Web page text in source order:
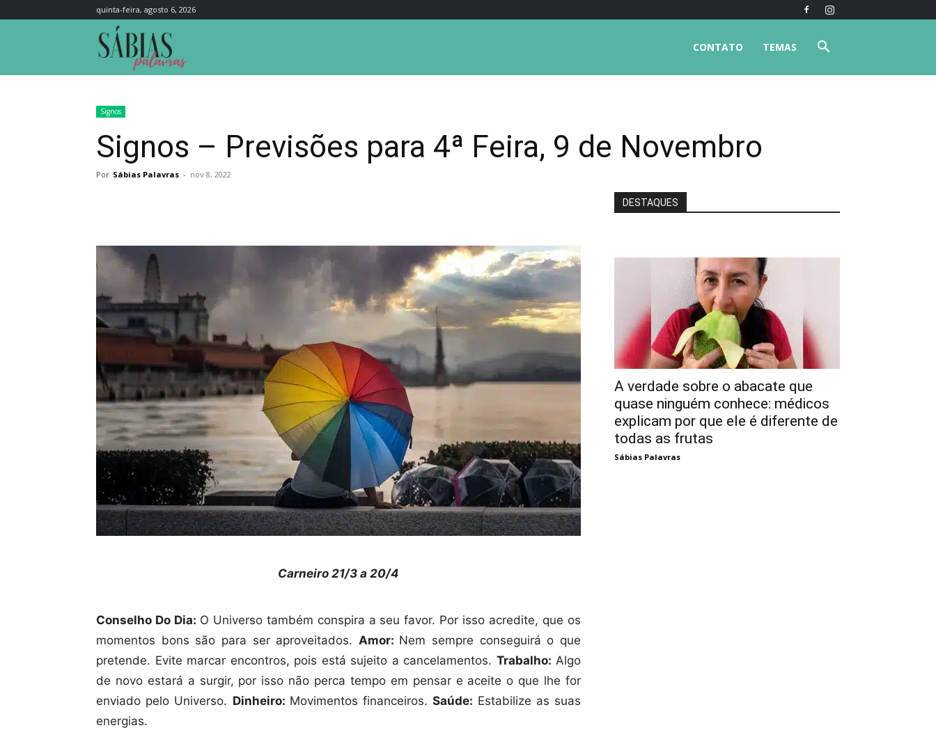
quinta-feira, agosto 6, 2026
TEMAS
CONTATO
Signos
Signos – Previsões para 4ª Feira, 9 de Novembro
Por Sábias Palavras - nov 8, 2022
Carneiro 21/3 a 20/4
Conselho Do Dia: O Universo também conspira a seu favor. Por isso acredite, que os
momentos bons são para ser aproveitados. Amor: Nem sempre conseguirá o que
pretende. Evite marcar encontros, pois está sujeito a cancelamentos. Trabalho: Algo
de novo estará a surgir, por isso não perca tempo em pensar e aceite o que lhe for
enviado pelo Universo. Dinheiro: Movimentos financeiros.Saúde: Estabilize as suas
energias.
DESTAQUES
A verdade sobre o abacate que
quase ninguém conhece: médicos
explicam por que ele é diferente de
todas as frutas
Sábias Palavras